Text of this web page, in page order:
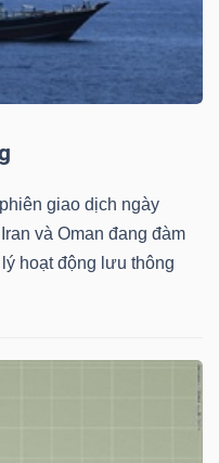
giao dịch ngày
và Oman đang đàm
hoạt động lưu thông